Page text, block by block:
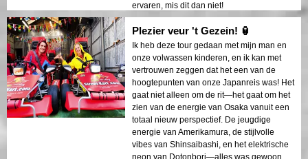
ervaren, mis dit dan niet!
Plezier veur 't Gezein! 🏮
Ik heb deze tour gedaan met mijn man en
onze volwassen kinderen, en ik kan met
vertrouwen zeggen dat het een van de
hoogtepunten van onze Japanreis was! Het
gaat niet alleen om de rit—het gaat om het
zien van de energie van Osaka vanuit een
totaal nieuw perspectief. De jeugdige
energie van Amerikamura, de stijlvolle
vibes van Shinsaibashi, en het elektrische